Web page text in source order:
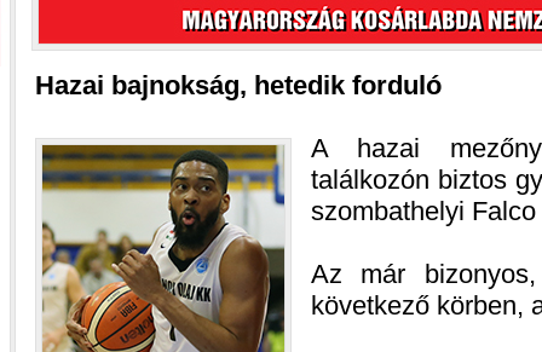
Hazai bajnokság, hetedik forduló
A hazai
találkozón biztos
szombathelyi
Az már
következő körben,